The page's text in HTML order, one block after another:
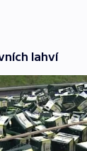
lahví